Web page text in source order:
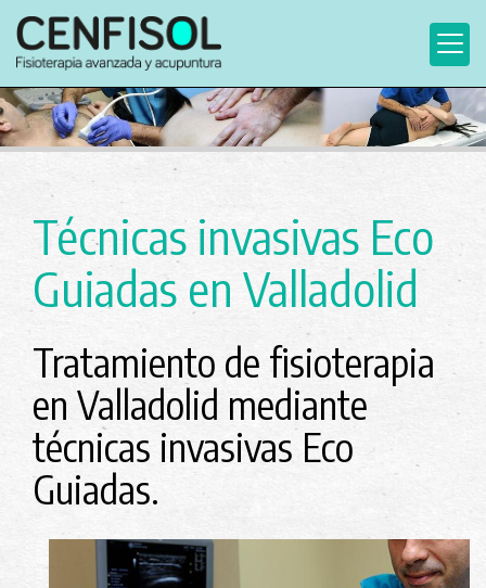
Técnicas invasivas Eco
Guiadas en Valladolid
Tratamiento de fisioterapia
en Valladolid mediante
técnicas invasivas Eco
Guiadas.